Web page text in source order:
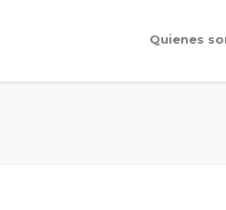
Quienes